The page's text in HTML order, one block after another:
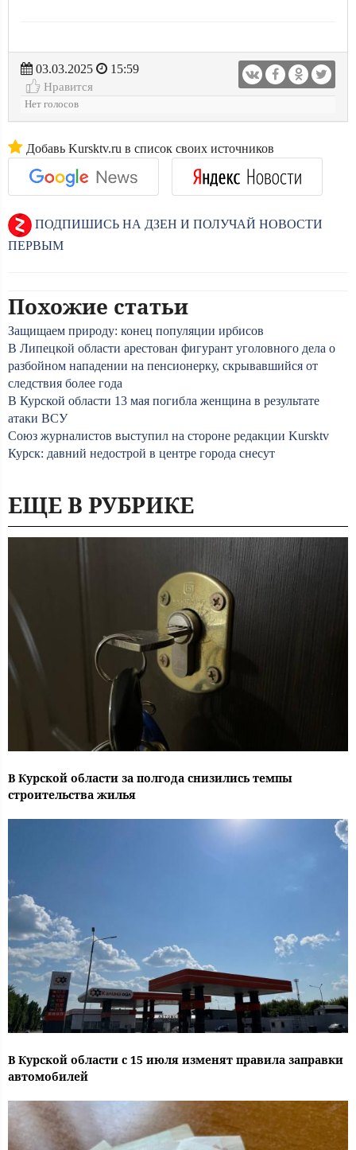
03.03.2025
15:59
Нравится
Нет голосов
Добавь Kursktv.ru в список своих источников
ПОДПИШИСЬ НА ДЗЕН И ПОЛУЧАЙ НОВОСТИ
ПЕРВЫМ
Похожие статьи
Защищаем природу: конец популяции ирбисов
В Липецкой области арестован фигурант уголовного дела о
разбойном нападении на пенсионерку, скрывавшийся от
следствия более года
В Курской области 13 мая погибла женщина в результате
атаки ВСУ
Союз журналистов выступил на стороне редакции Kursktv
Курск: давний недострой в центре города снесут
ЕЩЕ В РУБРИКЕ
В Курской области за полгода снизились темпы
строительства жилья
В Курской области с 15 июля изменят правила заправки
автомобилей